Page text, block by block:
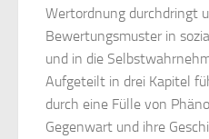
Wertordnung durchdringt
Bewertungsmuster in
und in die
Aufgeteilt in drei Kapitel
durch eine Fülle von
Gegenwart und ihre